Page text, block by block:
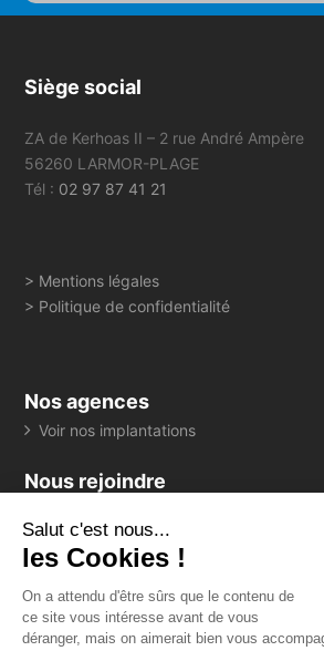
Siège social
ZA de Kerhoas II – 2 rue André Ampère
56260 LARMOR-PLAGE
Tél : 02 97 87 41 21
> Mentions légales
> Politique de confidentialité
Nos agences
Voir nos implantations
Nous rejoindre
Suivez-nous
Salut c'est nous...
les Cookies !
On a attendu d'être sûrs que le contenu de
ce site vous intéresse avant de vous
déranger, mais on aimerait bien vous